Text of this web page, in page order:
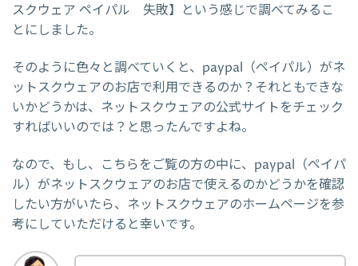
スクウェア ペイパル 失敗】という感じで調べてみるこ
とにしました。
そのように色々と調べていくと、paypal（ペイパル）がネ
ットスクウェアのお店で利用できるのか？それともできな
いかどうかは、ネットスクウェアの公式サイトをチェック
すればいいのでは？と思ったんですよね。
なので、もし、こちらをご覧の方の中に、paypal（ペイパ
ル）がネットスクウェアのお店で使えるのかどうかを確認
したい方がいたら、ネットスクウェアのホームページを参
考にしていただけると幸いです。